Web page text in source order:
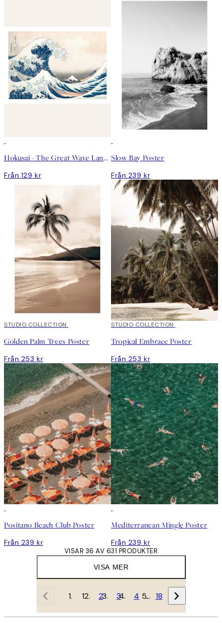
Hokusai - The Great Wave Landscape Poster
Från 129 kr
Slow Bay Poster
Från 239 kr
STUDIO COLLECTION
Golden Palm Trees Poster
Från 253 kr
STUDIO COLLECTION
Tropical Embrace Poster
Från 253 kr
Positano Beach Club Poster
Från 239 kr
Mediterranean Mingle Poster
Från 239 kr
VISA MER
VISAR 36 AV 631 PRODUKTER
1 2 3 4 … 18